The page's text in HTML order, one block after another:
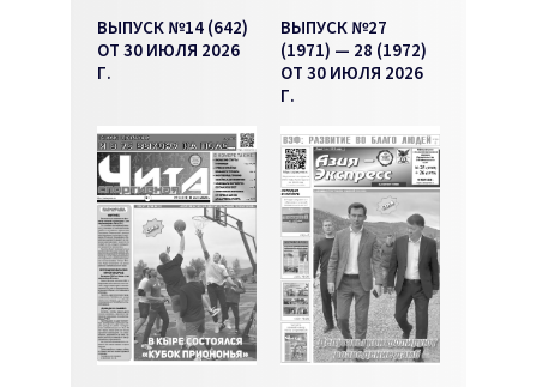
ВЫПУСК №14 (642)
ОТ 30 ИЮЛЯ 2026
Г.
ВЫПУСК №27
(1971) — 28 (1972)
ОТ 30 ИЮЛЯ 2026
Г.